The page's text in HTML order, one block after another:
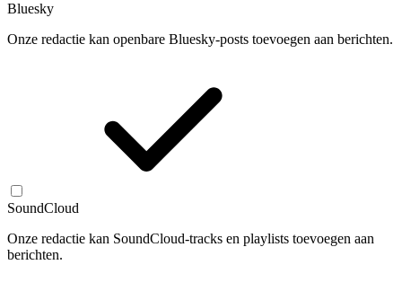
Bluesky
Onze redactie kan openbare Bluesky-posts toevoegen aan berichten.
SoundCloud
Onze redactie kan SoundCloud-tracks en playlists toevoegen aan
berichten.